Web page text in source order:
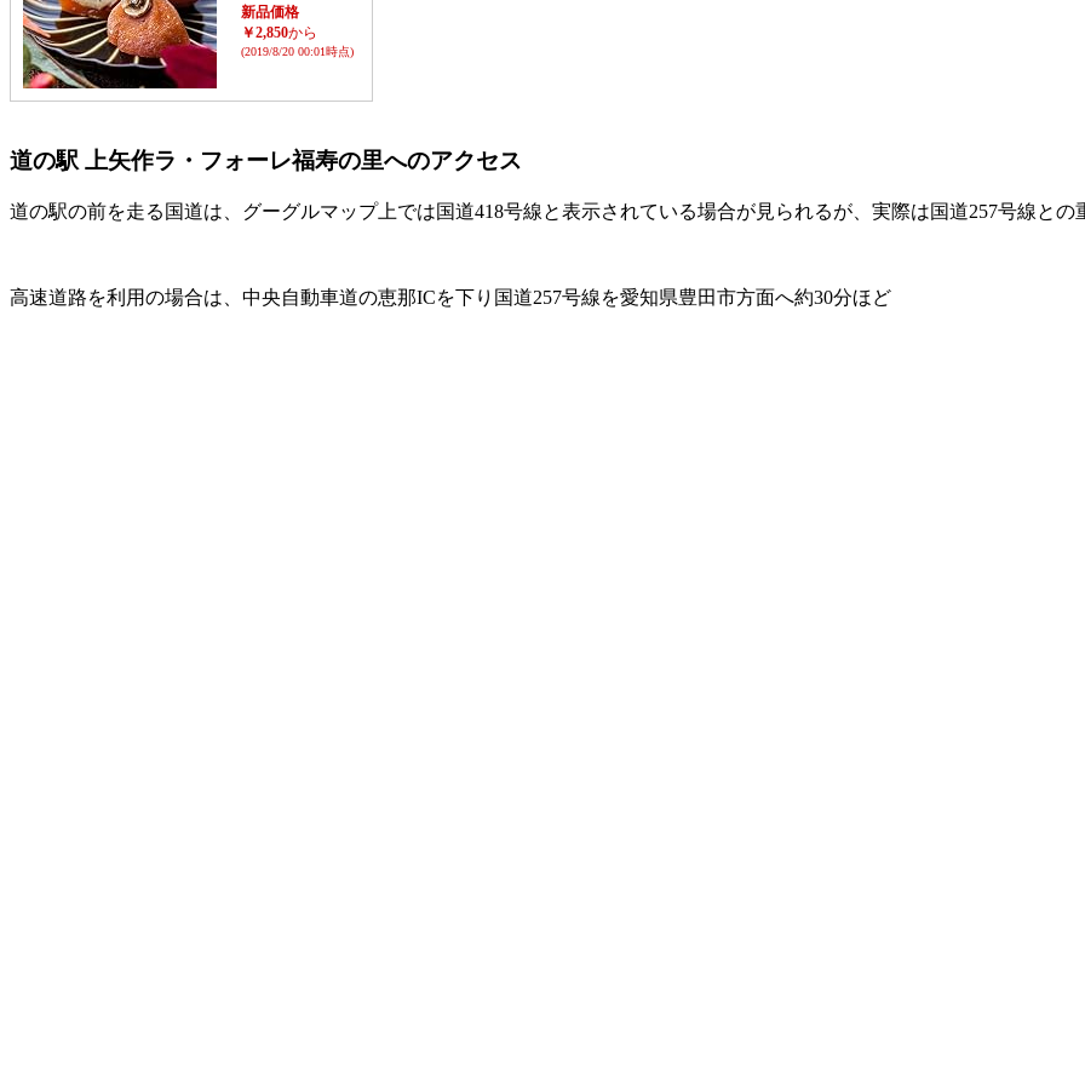
新品価格
￥2,850から
(2019/8/20 00:01時点)
道の駅 上矢作ラ・フォーレ福寿の里へのアクセス
道の駅の前を走る国道は、グーグルマップ上では国道418号線と表示されている場合が見られるが、実際は国道257号線との
高速道路を利用の場合は、中央自動車道の恵那ICを下り国道257号線を愛知県豊田市方面へ約30分ほど